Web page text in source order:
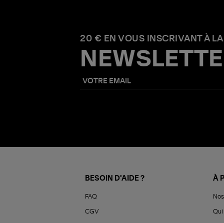
20 € EN VOUS INSCRIVANT À LA
BESOIN D'AIDE ?
FAQ
CGV
À
Qui